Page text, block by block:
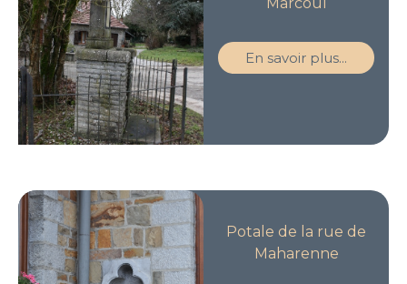
En savoir plus...
Potale de la rue de
Maharenne